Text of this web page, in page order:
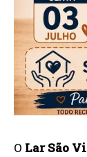
O Lar São